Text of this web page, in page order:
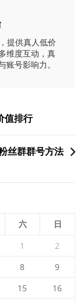
提供真人低价
维度互动，真
号影响力。
值排行
丝群群号方法
六
日
1
2
8
9
15
16